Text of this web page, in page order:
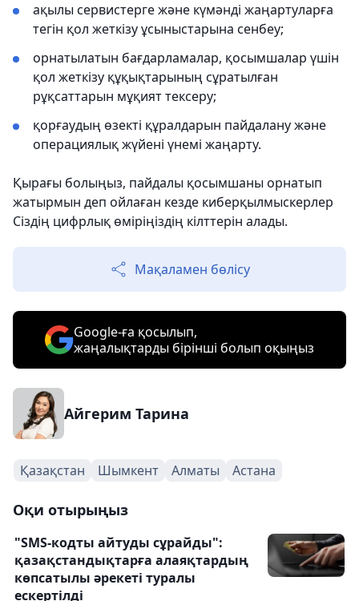
ақылы сервистерге және күмәнді жаңартуларға
тегін қол жеткізу ұсыныстарына сенбеу;
орнатылатын бағдарламалар, қосымшалар үшін
қол жеткізу құқықтарының сұратылған
рұқсаттарын мұқият тексеру;
қорғаудың өзекті құралдарын пайдалану және
операциялық жүйені үнемі жаңарту.
Қырағы болыңыз, пайдалы қосымшаны орнатып
жатырмын деп ойлаған кезде киберқылмыскерлер
Сіздің цифрлық өміріңіздің кілттерін алады.
Мақаламен бөлісу
Google-ға қосылып,
жаңалықтарды бірінші болып оқыңыз
Айгерим Тарина
Қазақстан Шымкент Алматы Астана
Оқи отырыңыз
"SMS-кодты айтуды сұрайды":
қазақстандықтарға алаяқтардың
көпсатылы әрекеті туралы
ескертілді